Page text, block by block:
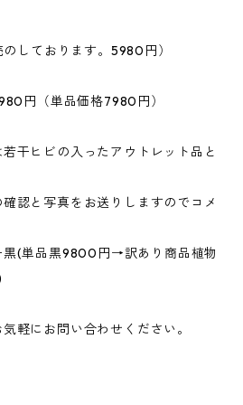
しております。5980円）
円（単品価格7980円）
干ヒビの入ったアウトレット品と
認と写真をお送りしますのでコメ
黒(単品黒9800円→訳あり商品植物
軽にお問い合わせください。